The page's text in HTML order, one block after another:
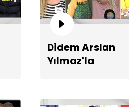
Didem Arslan
Yılmaz'la